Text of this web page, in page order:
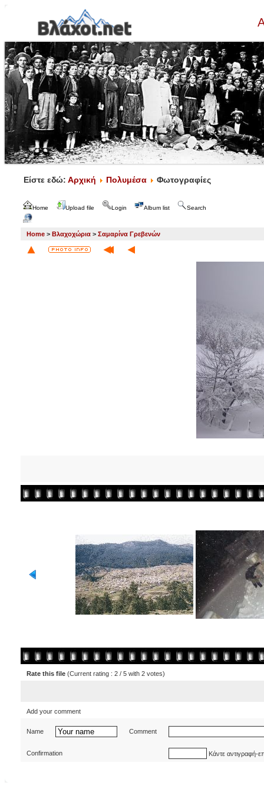
Είστε εδώ: Αρχική Πολυμέσα Φωτογραφίες
Home Upload file Login Album list Search
Home > Βλαχοχώρια > Σαμαρίνα Γρεβενών
Rate this file (Current rating : 2 / 5 with 2 votes)
Add your comment
Name Comment
Confirmation Κάντε αντιγραφή-